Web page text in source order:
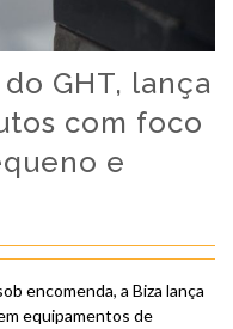
GHT, lança
com foco
e
encomenda, a Biza lança
equipamentos de